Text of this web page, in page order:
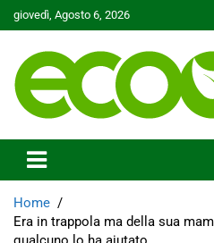
Skip
to
giovedì, Agosto 6, 2026
Ecoo.it
Home
Era in trappola ma della sua